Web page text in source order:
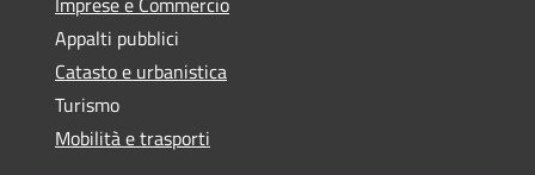
Appalti pubblici
Catasto e urbanistica
Turismo
Mobilità e trasporti